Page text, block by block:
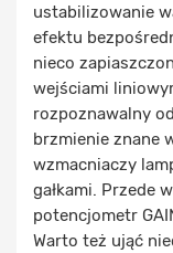
ustabilizowanie
efektu
nieco
wejściami
rozpoznawalny
brzmienie znane
wzmacniaczy
gałkami. Przede
potencjometr
Warto też ująć